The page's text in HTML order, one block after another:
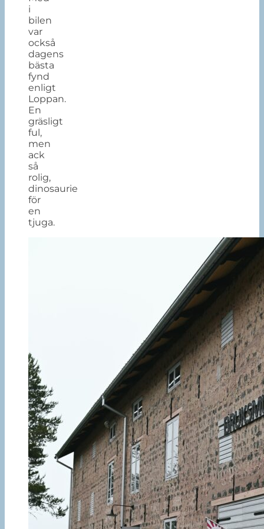
i
bilen
var
också
dagens
bästa
fynd
enligt
Loppan.
En
gräsligt
ful,
men
ack
så
rolig,
dinosaurie
för
en
tjuga.